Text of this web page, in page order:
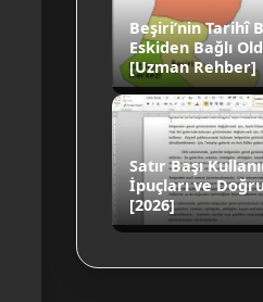
Beşiri’nin Tarihî
Eskiden Bağlı
[Uzman Rehber]
Satır Başı
İpuçları ve
[2026]